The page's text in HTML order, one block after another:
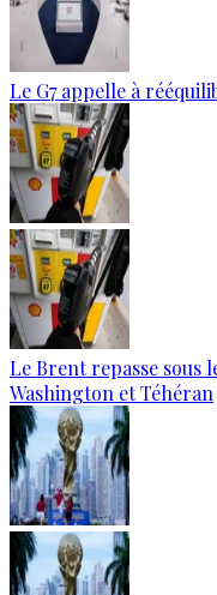
Le G7 appelle à
Le Brent repasse sous
Washington et Téhéran